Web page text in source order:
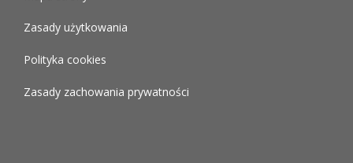
Zasady użytkowania
Polityka cookies
Zasady zachowania prywatności